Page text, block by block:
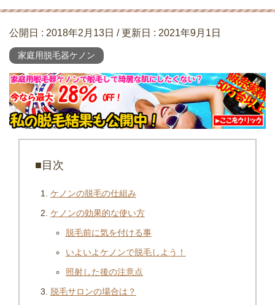
公開日 : 2018年2月13日 / 更新日 : 2021年9月1日
家庭用脱毛器ケノン
■目次
ケノンの脱毛の仕組み
ケノンの効果的な使い方
脱毛前に気を付ける事
いよいよケノンで脱毛しよう！
照射した後の注意点
脱毛サロンの場合は？